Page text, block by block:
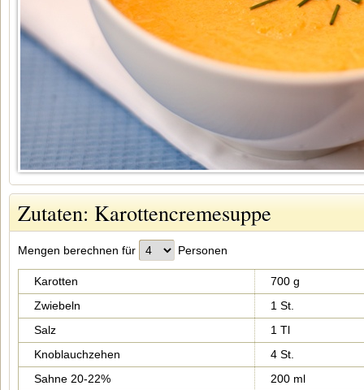
Zutaten: Karottencremesuppe
Mengen berechnen für Personen
Karotten
700 g
Zwiebeln
1 St.
Salz
1 Tl
Knoblauchzehen
4 St.
Sahne 20-22%
200 ml